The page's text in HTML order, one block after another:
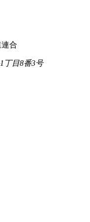
合
丁目8番3号